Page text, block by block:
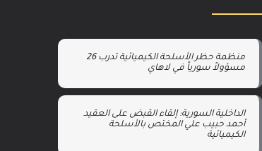
منظمة حظر الأسلحة الكيميائية تدرب 26
مسؤولاً سورياً في لاهاي
الداخلية السورية: إلقاء القبض على العقيد
أحمد حبيب علي المختص بالأسلحة
الكيميائية